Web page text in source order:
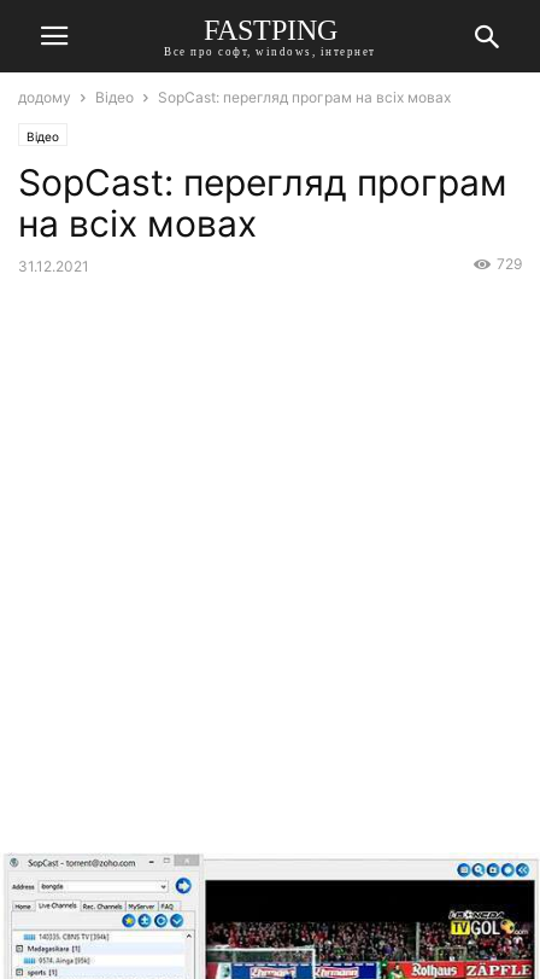
FASTPING
Все про софт, windows, інтернет
додому Відео SopCast: перегляд програм на всіх мовах
Відео
SopCast: перегляд програм
на всіх мовах
31.12.2021 729